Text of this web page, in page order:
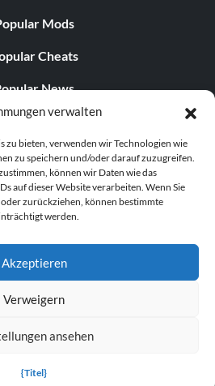
verwalten
zu bieten, verwenden wir Technologien wie
zu speichern und/oder darauf zuzugreifen.
können wir Daten wie das
auf dieser Website verarbeiten. Wenn Sie
zurückziehen, können bestimmte
werden.
Akzeptieren
Verweigern
ansehen
{Titel}
Mods
Cheats
News
Editorials
Free Games
UPDATES
All rights reserved
Settings